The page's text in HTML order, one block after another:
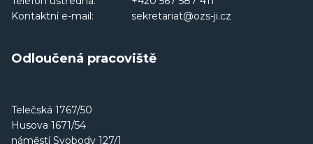
Kontaktní e-mail:
sekretariat@ozs-ji.cz
Odloučená pracoviště
Telečská 1767/50
Husova 1671/54
náměstí Svobody 127/1